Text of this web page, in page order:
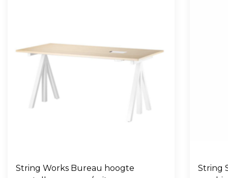
String Works Bureau hoogte
String